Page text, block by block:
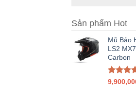
Sản phẩm Hot
Mũ Bảo
LS2
Carbon
Được